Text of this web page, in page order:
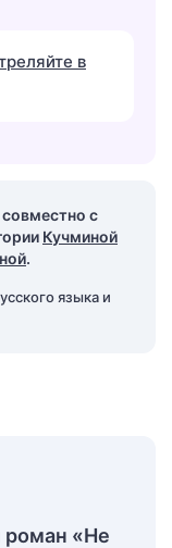
в
с
Кучминой
.
языка и
роман «Не